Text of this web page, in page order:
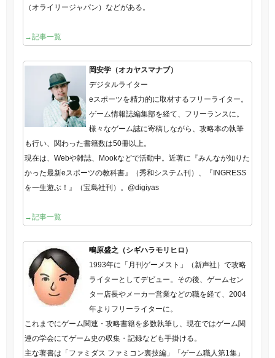
（オライリージャパン）などがある。
→記事一覧
岡安学（オカヤスマナブ）
デジタルライター
eスポーツを精力的に取材するフリーライター。
ゲーム情報誌編集部を経て、フリーランスに。
様々なゲーム誌に寄稿しながら、攻略本の執筆
も行い、関わった書籍数は50冊以上。
現在は、Webや雑誌、Mookなどで活動中。近著に『みんなが知りた
かった最新eスポーツの教科書』（秀和システム刊）、『INGRESS
を一生遊ぶ！』（宝島社刊）。@digiyas
→記事一覧
鴫原盛之（シギハラモリヒロ）
1993年に「月刊ゲーメスト」（新声社）で攻略
ライターとしてデビュー。その後、ゲームセン
ター店長やメーカー営業などの職を経て、2004
年よりフリーライターに。
これまでにゲーム関連・攻略書籍を多数執筆し、現在ではゲーム関
連の学会にてゲーム史の収集・記録なども手掛ける。
主な著書は「ファミダス ファミコン裏技編」「ゲーム職人第1集」